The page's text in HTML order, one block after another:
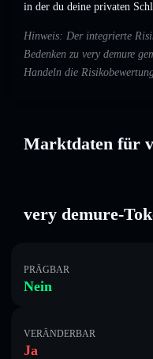
in der du deine privaten
Hinweis: Der integrierte
Bedenken zu very demure
Handeln die
Marktdaten für
very demure-
PRÄGBAR
Nein
VERÄNDERBAR
Ja